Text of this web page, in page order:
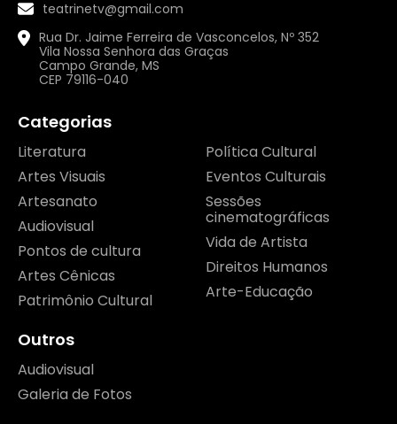
teatrinetv@gmail.com
Rua Dr. Jaime Ferreira de Vasconcelos, Nº 352
Vila Nossa Senhora das Graças
Campo Grande, MS
CEP 79116-040
Categorias
Literatura
Artes Visuais
Artesanato
Audiovisual
Pontos de cultura
Artes Cênicas
Patrimônio Cultural
Política Cultural
Eventos Culturais
Sessões
cinematográficas
Vida de Artista
Direitos Humanos
Arte-Educação
Outros
Audiovisual
Galeria de Fotos